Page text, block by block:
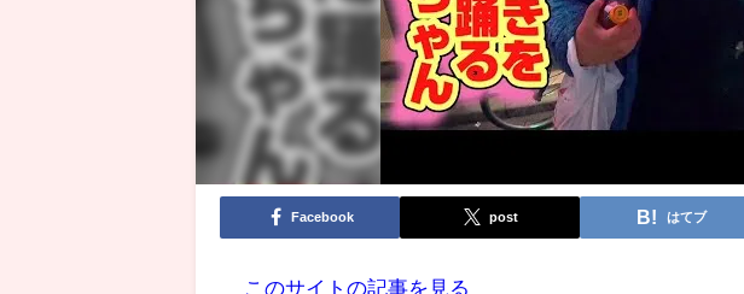
Facebook post はてブ
このサイトの記事を見る